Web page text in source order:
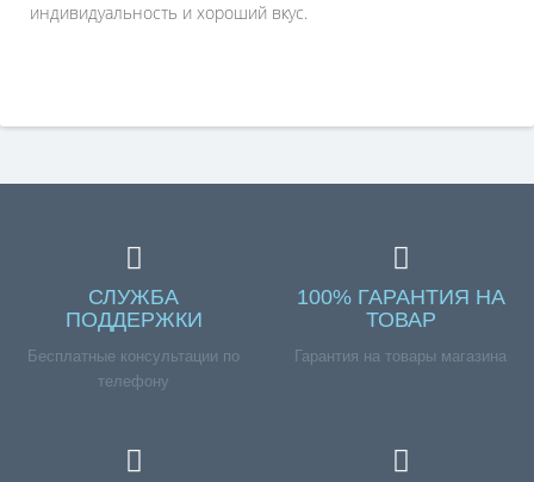
индивидуальность и хороший вкус.
СЛУЖБА
ПОДДЕРЖКИ
Бесплатные консультации по
телефону
100% ГАРАНТИЯ НА
ТОВАР
Гарантия на товары магазина